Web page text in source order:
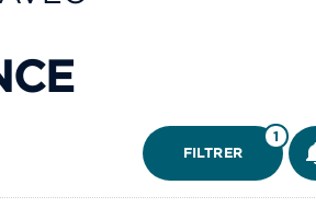
FILTRER
1
ÊTRE